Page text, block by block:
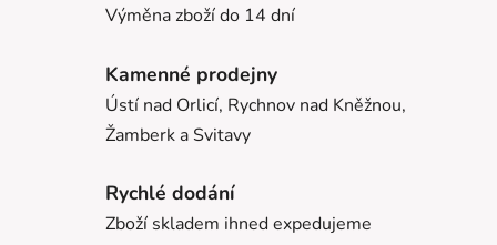
Výměna zboží do 14 dní
Kamenné prodejny
Ústí nad Orlicí, Rychnov nad Kněžnou,
Žamberk a Svitavy
Rychlé dodání
Zboží skladem ihned expedujeme